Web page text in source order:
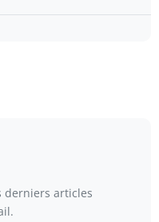
derniers articles